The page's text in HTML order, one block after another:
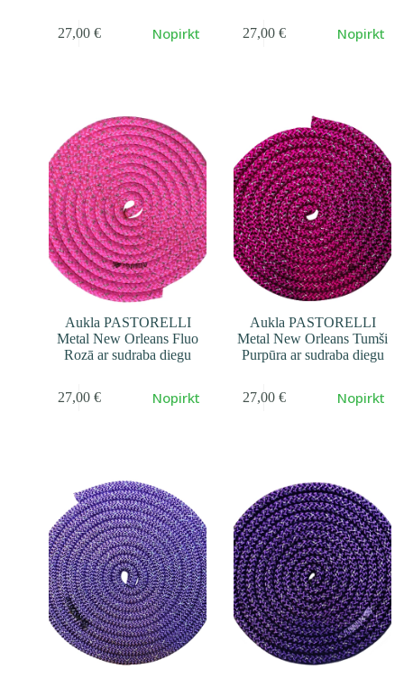
27,00 € Nopirkt 27,00 € Nopirkt
Aukla PASTORELLI
Metal New Orleans Fluo
Rozā ar sudraba diegu
27,00 € Nopirkt
Aukla PASTORELLI
Metal New Orleans Tumši
Purpūra ar sudraba diegu
27,00 € Nopirkt